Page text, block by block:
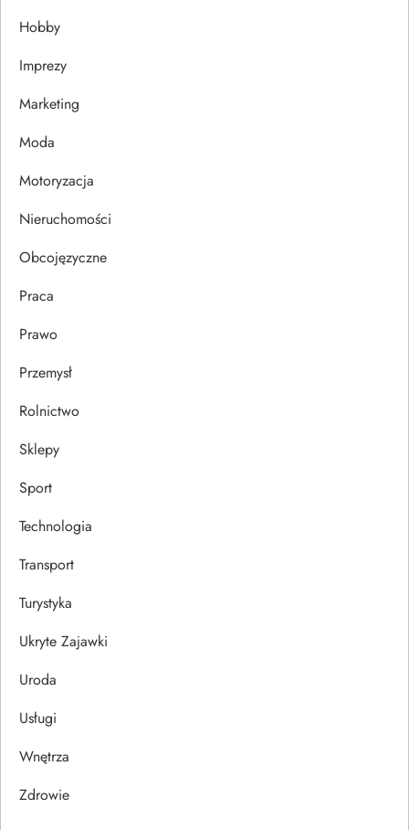
a
w
p
u
Hobby
Imprezy
Marketing
Moda
Motoryzacja
Nieruchomości
Obcojęzyczne
Praca
Prawo
Przemysł
Rolnictwo
Sklepy
Sport
Technologia
Transport
Turystyka
Ukryte Zajawki
Uroda
Usługi
Wnętrza
Zdrowie